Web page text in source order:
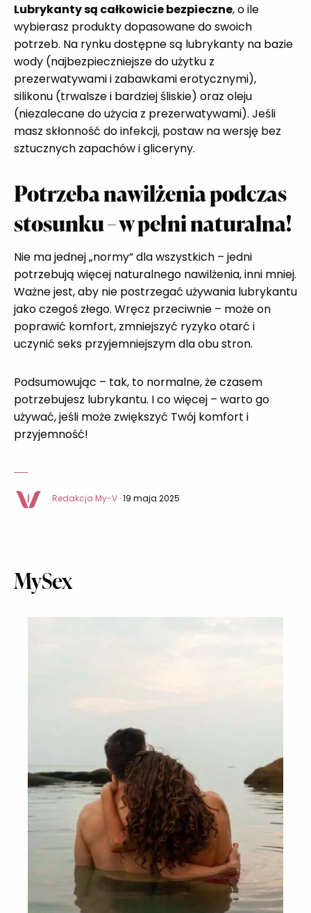
Lubrykanty są całkowicie bezpieczne, o ile
wybierasz produkty dopasowane do swoich
potrzeb. Na rynku dostępne są lubrykanty na bazie
wody (najbezpieczniejsze do użytku z
prezerwatywami i zabawkami erotycznymi),
silikonu (trwalsze i bardziej śliskie) oraz oleju
(niezalecane do użycia z prezerwatywami). Jeśli
masz skłonność do infekcji, postaw na wersję bez
sztucznych zapachów i gliceryny.
Potrzeba nawilżenia podczas
stosunku – w pełni naturalna!
Nie ma jednej „normy” dla wszystkich – jedni
potrzebują więcej naturalnego nawilżenia, inni mniej.
Ważne jest, aby nie postrzegać używania lubrykantu
jako czegoś złego. Wręcz przeciwnie – może on
poprawić komfort, zmniejszyć ryzyko otarć i
uczynić seks przyjemniejszym dla obu stron.
Podsumowując – tak, to normalne, że czasem
potrzebujesz lubrykantu. I co więcej – warto go
używać, jeśli może zwiększyć Twój komfort i
przyjemność!
Redakcja My-V · 19 maja 2025
MySex